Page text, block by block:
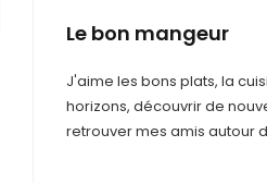
Le bon mangeur
J'aime les bons plats, la
horizons, découvrir de
retrouver mes amis autour